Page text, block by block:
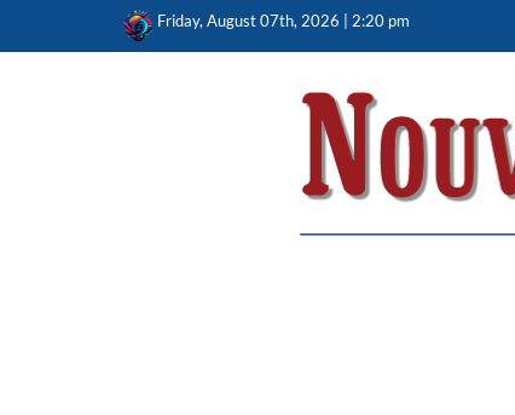
Friday, August 07th, 2026 | 2:20 pm